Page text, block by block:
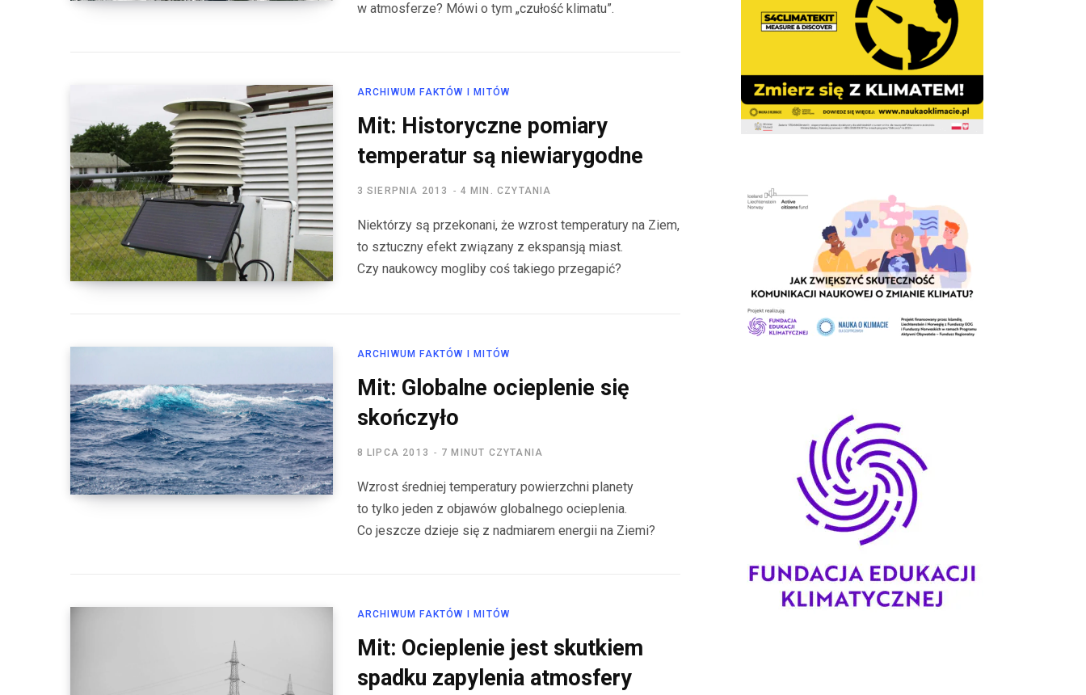
w atmosferze? Mówi o tym „czułość klimatu”.
ARCHIWUM FAKTÓW I MITÓW
Mit: Historyczne pomiary
temperatur są niewiarygodne
3 SIERPNIA 2013 4 MIN. CZYTANIA
Niektórzy są przekonani, że wzrost temperatury na Ziem,
to sztuczny efekt związany z ekspansją miast.
Czy naukowcy mogliby coś takiego przegapić?
ARCHIWUM FAKTÓW I MITÓW
Mit: Globalne ocieplenie się
skończyło
8 LIPCA 2013 7 MINUT CZYTANIA
Wzrost średniej temperatury powierzchni planety
to tylko jeden z objawów globalnego ocieplenia.
Co jeszcze dzieje się z nadmiarem energii na Ziemi?
ARCHIWUM FAKTÓW I MITÓW
Mit: Ocieplenie jest skutkiem
spadku zapylenia atmosfery